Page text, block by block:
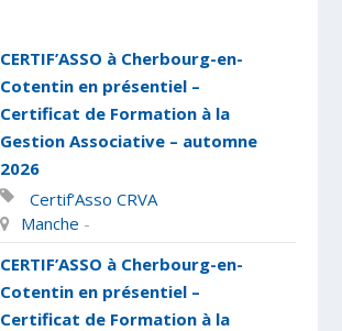
CERTIF’ASSO à Cherbourg-en-
Cotentin en présentiel –
Certificat de Formation à la
Gestion Associative – automne
2026
Certif’Asso CRVA
Manche -
CERTIF’ASSO à Cherbourg-en-
Cotentin en présentiel –
Certificat de Formation à la